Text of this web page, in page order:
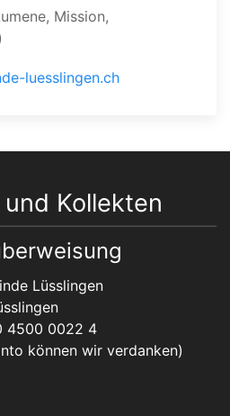
Mission,
luesslingen.ch
Kollekten
Lüsslingen
4500 0022 4
können wir verdanken)